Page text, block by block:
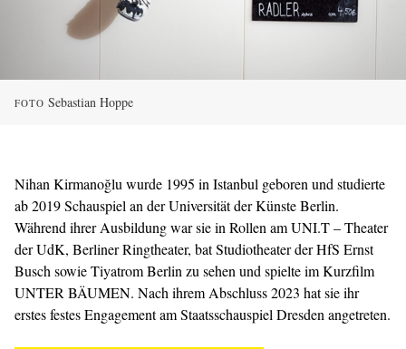
FOTO Sebastian Hoppe
Nihan Kirmanoğlu wurde 1995 in Istanbul geboren und studierte
ab 2019 Schauspiel an der Universität der Künste Berlin.
Während ihrer Ausbildung war sie in Rollen am UNI.T – Theater
der UdK, Berliner Ringtheater, bat Studiotheater der HfS Ernst
Busch sowie Tiyatrom Berlin zu sehen und spielte im Kurzfilm
UNTER BÄUMEN. Nach ihrem Abschluss 2023 hat sie ihr
erstes festes Engagement am Staatsschauspiel Dresden angetreten.